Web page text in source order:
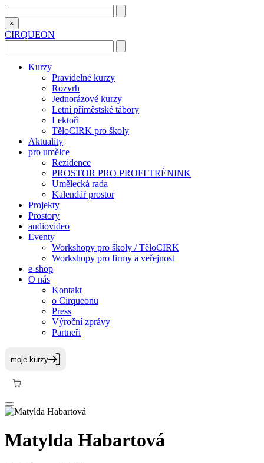
×
CIRQUEON
Kurzy
Pravidelné kurzy
Rozvrh
Jednorázové kurzy
Letní příměstské tábory
Lektoři
TěloCIRK pro školy
Aktuality
pro umělce
Rezidence
PROSTOR PRO PROFI TRÉNINK
Umělecká rada
Kalendář prostor
Projekty
Prostory
audiovideo
Eventy
Workshopy pro školy / TěloCIRK
Workshopy pro firmy a veřejnost
e-shop
O nás
Kontakt
o Cirqueonu
Press
Výroční zprávy
Partneři
Matylda Habartová